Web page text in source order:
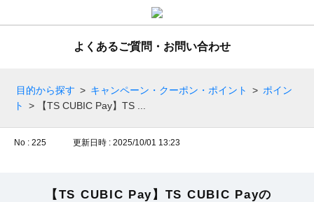
よくあるご質問・お問い合わせ
目的から探す > キャンペーン・クーポン・ポイント > ポイン
ト
> 【TS CUBIC Pay】TS ...
No : 225 更新日時 : 2025/10/01 13:23
【TS CUBIC Pay】TS CUBIC Payの